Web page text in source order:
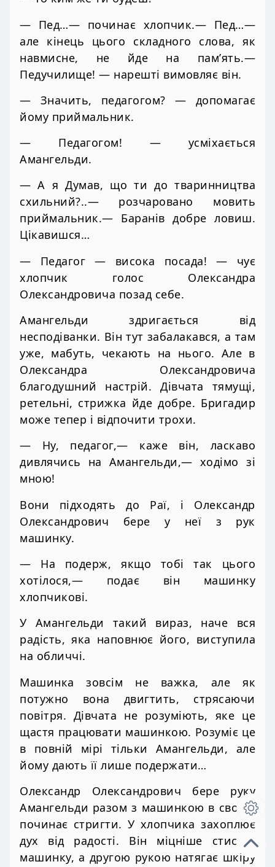
— Пед…— починає хлопчик.— Пед…—
але кінець цього складного слова, як
навмисне, не йде на пам’ять.—
Педучилище! — нарешті вимовляє він.
— Значить, педагогом? — допомагає
йому приймальник.
— Педагогом! — усміхається
Амангельди.
— А я Думав, що ти до тваринництва
схильний?..— розчаровано мовить
приймальник.— Баранів добре ловиш.
Цікавишся…
— Педагог — висока посада! — чує
хлопчик голос Олександра
Олександровича позад себе.
Амангельди здригається від
несподіванки. Він тут забалакався, а там
уже, мабуть, чекають на нього. Але в
Олександра Олександровича
благодушний настрій. Дівчата тямущі,
ретельні, стрижка йде добре. Бригадир
може тепер і відпочити трохи.
— Ну, педагог,— каже він, ласкаво
дивлячись на Амангельди,— ходімо зі
мною!
Вони підходять до Раї, і Олександр
Олександрович бере у неї з рук
машинку.
— На подерж, якщо тобі так цього
хотілося,— подає він машинку
хлопчикові.
У Амангельди такий вираз, наче вся
радість, яка наповнює його, виступила
на обличчі.
Машинка зовсім не важка, але як
потужно вона двигтить, стрясаючи
повітря. Дівчата не розуміють, яке це
щастя працювати машинкою. Розуміє це
в повній мірі тільки Амангельди, але
йому дають її лише подержати…
Олександр Олександрович бере руку
Амангельди разом з машинкою в свою і
починає стригти. У хлопчика захоплює
дух від радості. Він міцніше стискує
машинку, а другою рукою натягає шкіру